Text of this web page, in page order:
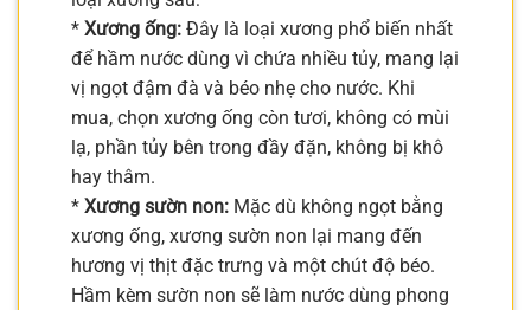
* Xương ống: Đây là loại xương phổ biến nhất
để hầm nước dùng vì chứa nhiều tủy, mang lại
vị ngọt đậm đà và béo nhẹ cho nước. Khi
mua, chọn xương ống còn tươi, không có mùi
lạ, phần tủy bên trong đầy đặn, không bị khô
hay thâm.
* Xương sườn non: Mặc dù không ngọt bằng
xương ống, xương sườn non lại mang đến
hương vị thịt đặc trưng và một chút độ béo.
Hầm kèm sườn non sẽ làm nước dùng phong